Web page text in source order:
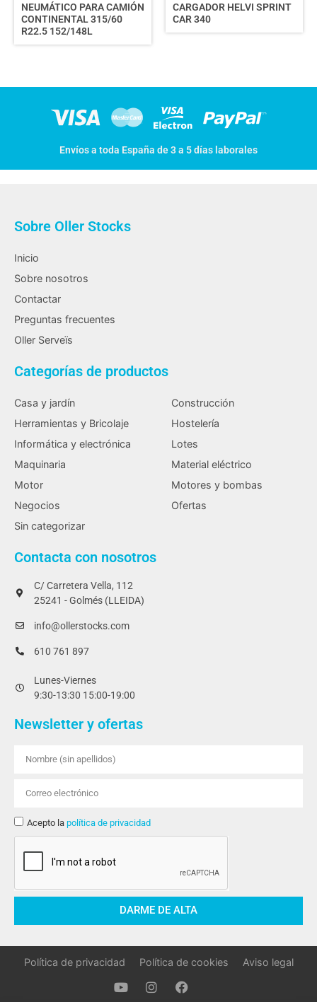
NEUMÁTICO PARA CAMIÓN
CONTINENTAL 315/60
R22.5 152/148L
CARGADOR HELVI SPRINT
CAR 340
Envíos a toda España de 3 a 5 días laborales
Sobre Oller Stocks
Inicio
Sobre nosotros
Contactar
Preguntas frecuentes
Oller Serveïs
Categorías de productos
Casa y jardín
Construcción
Herramientas y Bricolaje
Hostelería
Informática y electrónica
Lotes
Maquinaria
Material eléctrico
Motor
Motores y bombas
Negocios
Ofertas
Sin categorizar
Contacta con nosotros
C/ Carretera Vella, 112
25241 - Golmés (LLEIDA)
info@ollerstocks.com
610 761 897
Lunes-Viernes
9:30-13:30 15:00-19:00
Newsletter y ofertas
Acepto la política de privacidad
DARME DE ALTA
Política de privacidad Política de cookies Aviso legal